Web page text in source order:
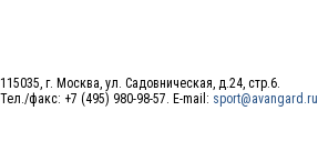
115035, г. Москва, ул. Садовническая, д.24, стр.6.
Тел./факс: +7 (495) 980-98-57. E-mail: sport@avangard.ru